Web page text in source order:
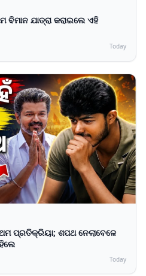
ଯାତ୍ରା କରାଇଲେ ଏହି
Today
ପ୍ରତିକ୍ରିୟା; ଶପଥ ନେଲାବେଳେ
Today